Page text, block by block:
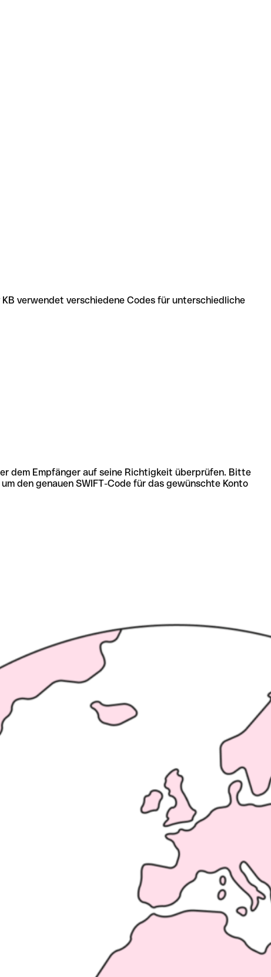
KB verwendet verschiedene Codes für unterschiedliche
dem Empfänger auf seine Richtigkeit überprüfen. Bitte
den genauen SWIFT-Code für das gewünschte Konto